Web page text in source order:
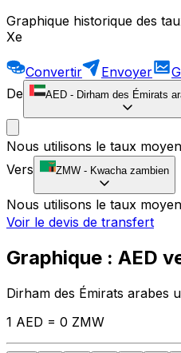
Graphique historique des
Xe
Convertir Envoyer
De
AED - Dirham des Émirats
Nous utilisons le taux
Vers
ZMW - Kwacha zambien
Nous utilisons le taux
Voir le devis de transfert
Graphique : AED
Dirham des Émirats arabes
1 AED = 0 ZMW